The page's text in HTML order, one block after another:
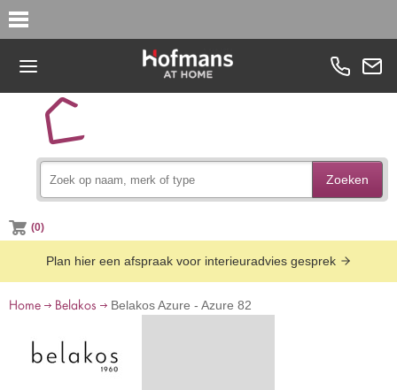
Zoeken
(0)
Plan hier een afspraak voor interieuradvies gesprek
Home Belakos Belakos Azure - Azure 82